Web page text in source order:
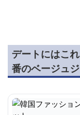
デートにはこ
番のベージュ